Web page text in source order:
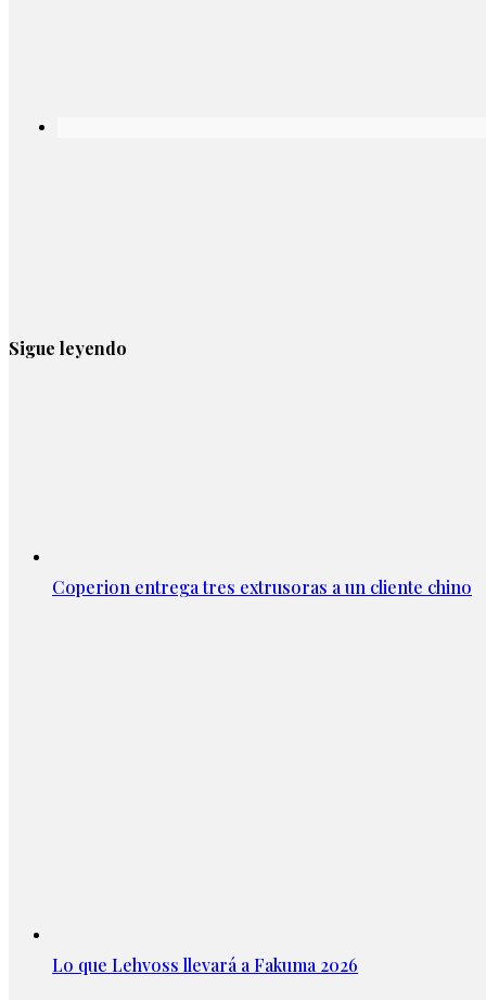
Sigue leyendo
Coperion entrega tres extrusoras a un cliente chino
Lo que Lehvoss llevará a Fakuma 2026